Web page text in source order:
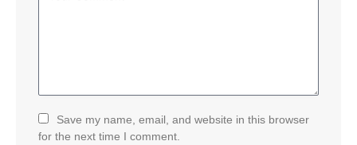
Save my name, email, and website in this browser
for the next time I comment.